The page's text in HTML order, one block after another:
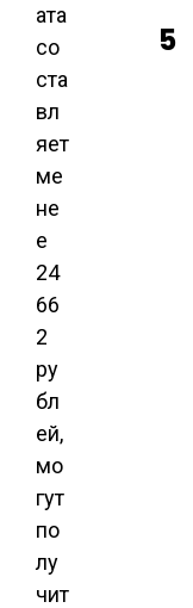
ата
со
ста
вл
яет
ме
не
е
24
66
2
ру
бл
ей,
мо
гут
по
лу
чит